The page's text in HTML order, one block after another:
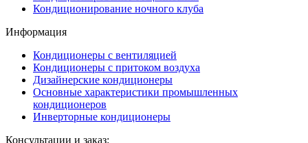
Кондиционирование ночного клуба
Информация
Кондиционеры с вентиляцией
Кондиционеры с притоком воздуха
Дизайнерские кондиционеры
Основные характеристики промышленных
кондиционеров
Инверторные кондиционеры
Консультации и заказ: